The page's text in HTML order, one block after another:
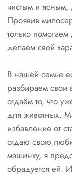
чистым и ясным,
Проявив
только
делаем свой
В нашей семье
разбираем
отдаём то, что
для животных.
избавление от
отдаю свою
машинку, я
обрадуется ей.